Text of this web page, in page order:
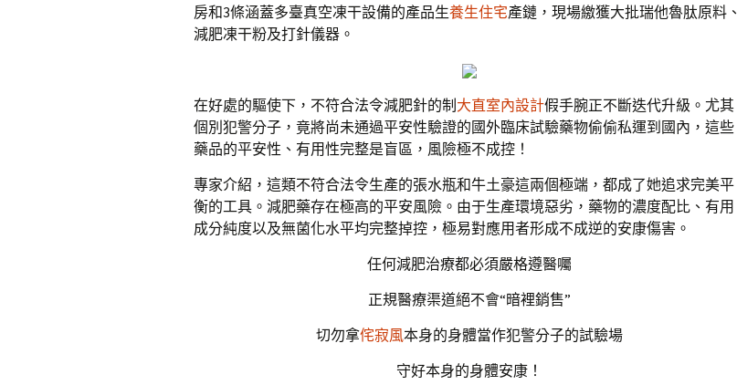
房和3條涵蓋多臺真空凍干設備的產品生養生住宅產鏈，現場繳獲大批瑞他魯肽原料、
減肥凍干粉及打針儀器。
在好處的驅使下，不符合法令減肥針的制 大直室內設計假手腕正不斷迭代升級。尤其
個別犯警分子，竟將尚未通過平安性驗證的國外臨床試驗藥物偷偷私運到國內，這些
藥品的平安性、有用性完整是盲區，風險極不成控！
專家介紹，這類不符合法令生產的張水瓶和牛土豪這兩個極端，都成了她追求完美平
衡的工具。減肥藥存在極高的平安風險。由于生產環境惡劣，藥物的濃度配比、有用
成分純度以及無菌化水平均完整掉控，極易對應用者形成不成逆的安康傷害。
任何減肥治療都必須嚴格遵醫囑
正規醫療渠道絕不會“暗裡銷售”
切勿拿侘寂風本身的身體當作犯警分子的試驗場
守好本身的身體安康！